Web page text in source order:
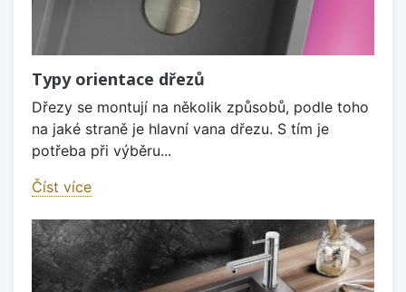
Typy orientace dřezů
Dřezy se montují na několik způsobů, podle toho
na jaké straně je hlavní vana dřezu. S tím je
potřeba při výběru...
Číst více